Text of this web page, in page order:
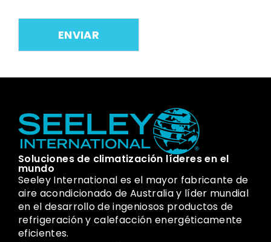
Soluciones de climatización líderes en el
mundo
Seeley International es el mayor fabricante de
aire acondicionado de Australia y líder mundial
en el desarrollo de ingeniosos productos de
refrigeración y calefacción energéticamente
eficientes.